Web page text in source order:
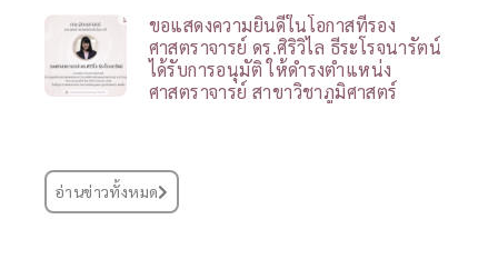
ขอแสดงความยินดีในโอกาสที่รอง
ศาสตราจารย์ ดร.ศิริวิไล ธีระโรจนารัตน์
ได้รับการอนุมัติ ให้ดำรงตำแหน่ง
ศาสตราจารย์ สาขาวิชาภูมิศาสตร์
อ่านข่าวทั้งหมด